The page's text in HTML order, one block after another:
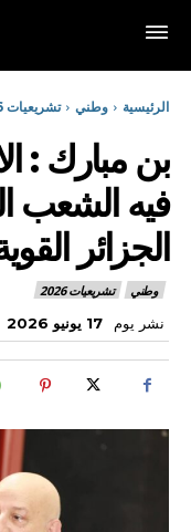
الرئيسية وطني تشريعيات 2026
بن مبارك :
فيه الشعب
الجزائر
وطني تشريعيات 2026
نشر يوم 17 يونيو 2026